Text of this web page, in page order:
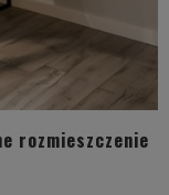
rozmieszczenie